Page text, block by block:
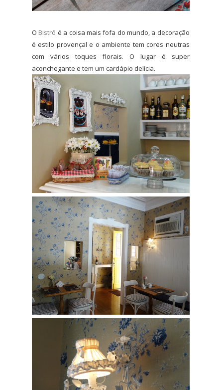
O Bistrô é a coisa mais fofa do mundo, a decoração
é estilo provençal e o ambiente tem cores neutras
com vários toques florais. O lugar é super
aconchegante e tem um cardápio delícia.